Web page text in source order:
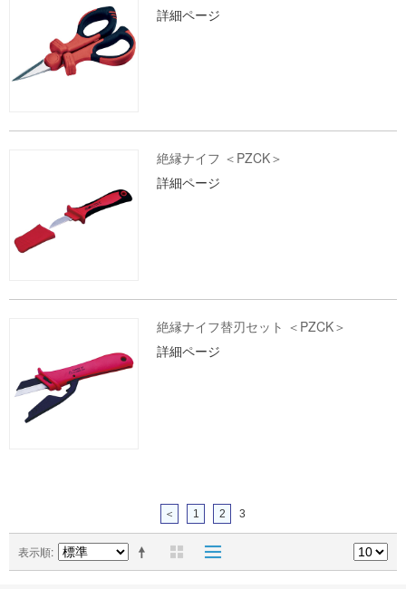
詳細ページ
絶縁ナイフ ＜PZCK＞
詳細ページ
絶縁ナイフ替刃セット ＜PZCK＞
詳細ページ
＜ 1 2 3
表示順